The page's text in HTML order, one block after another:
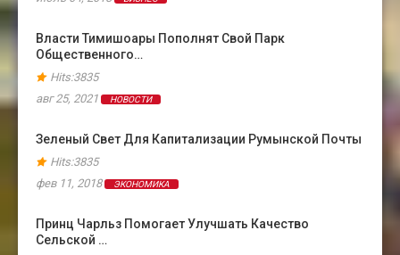
Власти Тимишоары Пополнят Свой Парк
Общественного…
Hits:3835
авг 25, 2021
НОВОСТИ
Зеленый Свет Для Капитализации Румынской Почты
Hits:3835
фев 11, 2018
ЭКОНОМИКА
Принц Чарльз Помогает Улучшать Качество
Сельской …